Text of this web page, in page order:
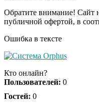
Обратите внимание! Сайт
публичной офертой, в
Ошибка в тексте
Кто онлайн?
Пользователей: 0
Гостей: 0